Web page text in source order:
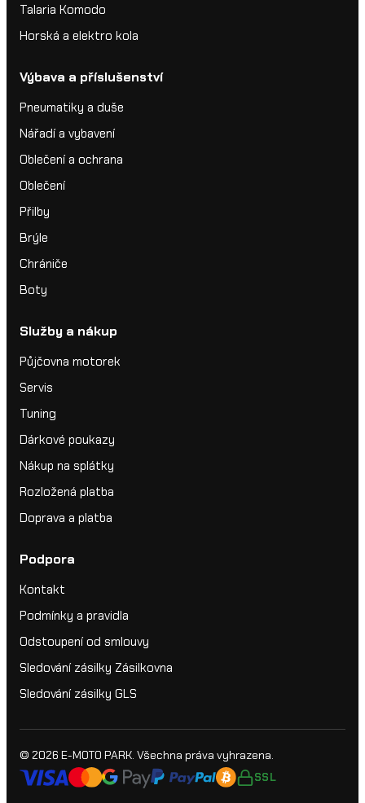
Talaria Komodo
Horská a elektro kola
Výbava a příslušenství
Pneumatiky a duše
Nářadí a vybavení
Oblečení a ochrana
Oblečení
Přilby
Brýle
Chrániče
Boty
Služby a nákup
Půjčovna motorek
Servis
Tuning
Dárkové poukazy
Nákup na splátky
Rozložená platba
Doprava a platba
Podpora
Kontakt
Podmínky a pravidla
Odstoupení od smlouvy
Sledování zásilky Zásilkovna
Sledování zásilky GLS
© 2026 E-MOTO PARK . Všechna práva vyhrazena.
SSL